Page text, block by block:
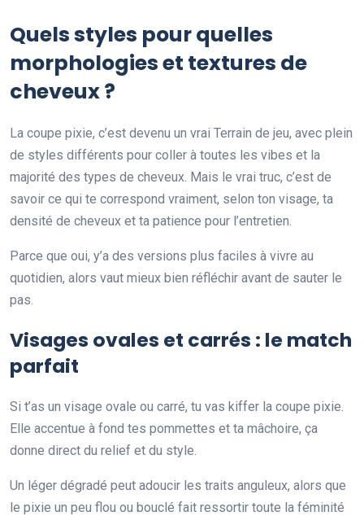
Quels styles pour quelles
morphologies et textures de
cheveux ?
La coupe pixie, c’est devenu un vrai Terrain de jeu, avec plein
de styles différents pour coller à toutes les vibes et la
majorité des types de cheveux. Mais le vrai truc, c’est de
savoir ce qui te correspond vraiment, selon ton visage, ta
densité de cheveux et ta patience pour l’entretien.
Parce que oui, y’a des versions plus faciles à vivre au
quotidien, alors vaut mieux bien réfléchir avant de sauter le
pas.
Visages ovales et carrés : le match
parfait
Si t’as un visage ovale ou carré, tu vas kiffer la coupe pixie.
Elle accentue à fond tes pommettes et ta mâchoire, ça
donne direct du relief et du style.
Un léger dégradé peut adoucir les traits anguleux, alors que
le pixie un peu flou ou bouclé fait ressortir toute la féminité